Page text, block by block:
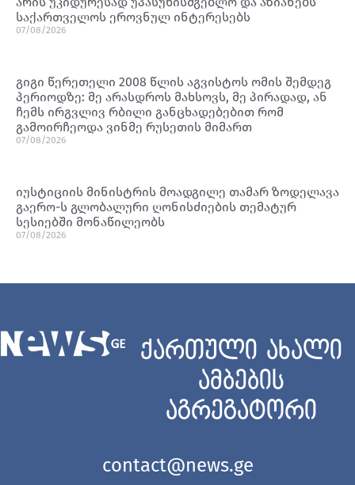
საქართველოს ეროვნულ ინტერესებს
07/08/2026
გიგი წერეთელი 2008 წლის აგვისტოს ომის შემდეგ
პერიოდზე: მე არასდროს მახსოვს, მე პირადად, ან
ჩემს ირგვლივ რბილი განცხადებებით რომ
გამოირჩეოდა ვინმე რუსეთის მიმართ
07/08/2026
იუსტიციის მინისტრის მოადგილე თამარ ზოდელავა
გაერო-ს გლობალური ღონისძიების თემატურ
სესიებში მონაწილეობს
07/08/2026
ქართული ახალი
ამბების
აგრეგატორი
contact@news.ge